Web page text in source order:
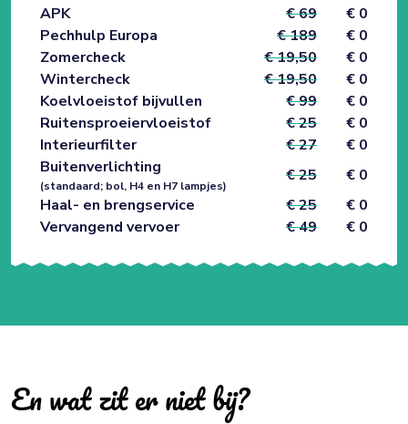
APK
€ 69
€ 0
Pechhulp Europa
€ 189
€ 0
Zomercheck
€ 19,50
€ 0
Wintercheck
€ 19,50
€ 0
Koelvloeistof bijvullen
€ 99
€ 0
Ruitensproeiervloeistof
€ 25
€ 0
Interieurfilter
€ 27
€ 0
Buitenverlichting
(standaard; bol, H4 en H7 lampjes)
€ 25
€ 0
Haal- en brengservice
€ 25
€ 0
Vervangend vervoer
€ 49 € 0
En wat zit er niet bij?